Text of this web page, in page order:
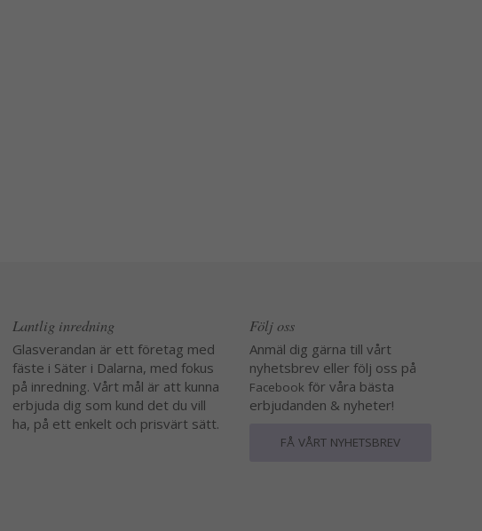
Lantlig inredning
Glasverandan är ett företag med
fäste i Säter i Dalarna, med fokus
på inredning. Vårt mål är att kunna
erbjuda dig som kund det du vill
ha, på ett enkelt och prisvärt sätt.
Följ oss
Anmäl dig gärna till vårt
nyhetsbrev eller följ oss på
Facebook för våra bästa
erbjudanden & nyheter!
FÅ VÅRT NYHETSBREV